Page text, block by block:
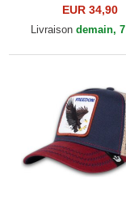
MYS Beasts Capslab
EUR 34,90
Livraison demain,